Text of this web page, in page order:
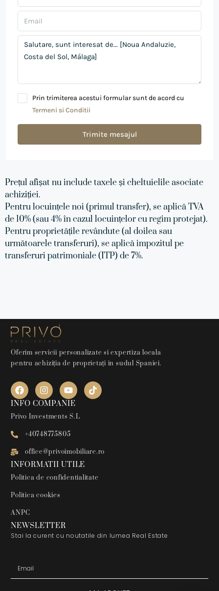
Prin trimiterea acestui formular sunt de acord cu
Termeni si Conditii
Trimite mesajul
Prețul afișat nu include taxele și cheltuielile asociate
achiziției.
Pentru locuințele noi (primul transfer), se aplică TVA
de 10% (sau 4% în cazul locuințelor cu regim protejat).
Pentru proprietățile revândute (al doilea sau
următoarele transferuri), se aplică impozitul pe
transferuri patrimoniale (ITP) de 7%.
Oferim servicii personalizate si expertiza locala
pentru achiziția de proprietați in sudul Spaniei.
INFO COMPANIE
Privo Investments S.L
+40748775805
office@privoimobiliare.ro
INFORMATII UTILE
Politica de confidentialitate
Politica cookies
ANPC
NEWSLETTER
Stai la curent cu noutatile din lumea Real Estate